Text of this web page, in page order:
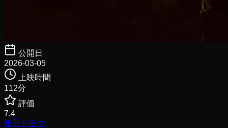
公開日
2026-03-05
上映時間
112分
評価
7.4
犯罪 ドラマ